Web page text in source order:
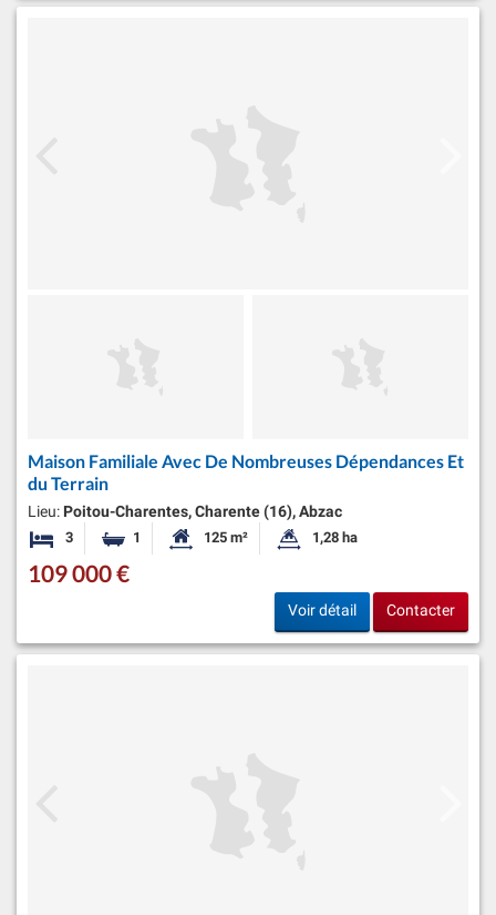
Maison Familiale Avec De Nombreuses Dépendances Et
du Terrain
Lieu: Poitou-Charentes, Charente (16), Abzac
3 Chambres1 Salle de bainSurface habitable:
125 m² Superficie du terrain:
1,28 ha
109 000 €
Voir détail Contacter